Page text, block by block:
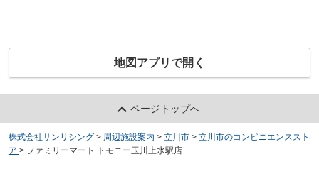
地図アプリで開く
ページトップへ
株式会社サンリシング > 周辺施設案内 > 立川市 > 立川市のコンビニエンススト
ア > ファミリーマート トモニー玉川上水駅店